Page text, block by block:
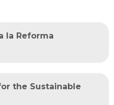
la Reforma
the Sustainable